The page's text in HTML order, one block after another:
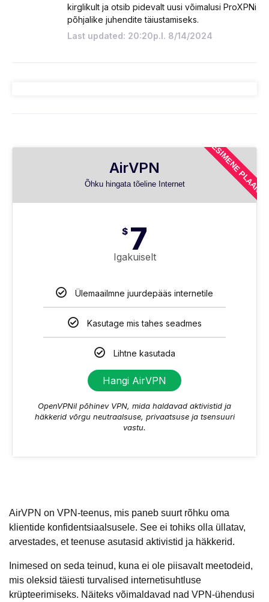
kirglikult ja otsib pidevalt uusi võimalusi ProXPNi
põhjalike juhendite täiustamiseks.
Last updated: 20:20p.l. 8/14/2024
AirVPN
Õhku hingata tõeline Internet
$ 7
Igakuiselt
Ülemaailmne juurdepääs internetile
Kasutage mis tahes seadmes
Lihtne kasutada
Hangi AirVPN
OpenVPNil põhinev VPN, mida haldavad aktivistid ja
häkkerid võrgu neutraalsuse, privaatsuse ja tsensuuri
vastu.
ESIMENE PLAAN
AirVPN on VPN-teenus, mis paneb suurt rõhku oma
klientide konfidentsiaalsusele. See ei tohiks olla üllatav,
arvestades, et teenuse asutasid aktivistid ja häkkerid.
Inimesed on seda teinud, kuna ei ole piisavalt meetodeid,
mis oleksid täiesti turvalised internetisuhtluse
krüpteerimiseks. Näiteks võimaldavad nad VPN-ühendusi